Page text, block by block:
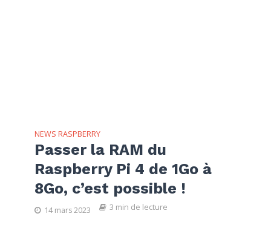
NEWS RASPBERRY
Passer la RAM du
Raspberry Pi 4 de 1Go à
8Go, c’est possible !
14 mars 2023 3 min de lecture